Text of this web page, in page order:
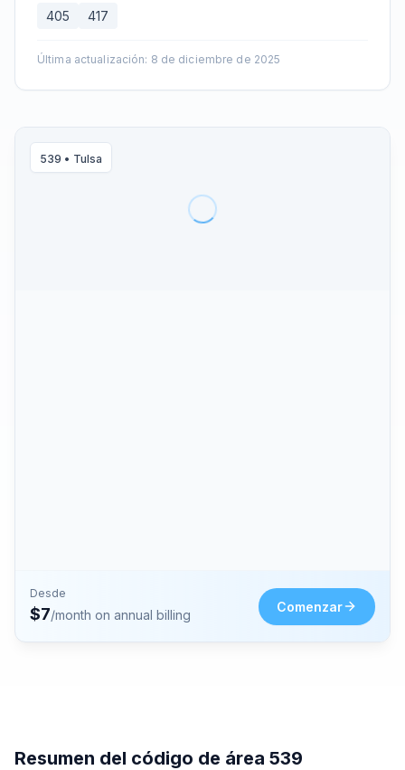
405 417
Última actualización: 8 de diciembre de 2025
539 • Tulsa
Desde
$7/month on annual billing
Comenzar
Resumen del código de área 539